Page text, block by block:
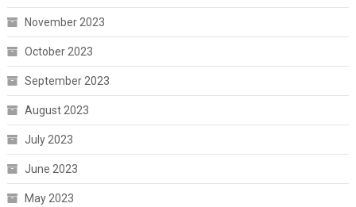
November 2023
October 2023
September 2023
August 2023
July 2023
June 2023
May 2023